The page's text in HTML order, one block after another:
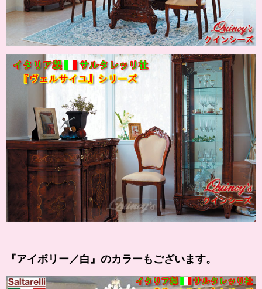
『アイボリー／白』のカラーもございます。